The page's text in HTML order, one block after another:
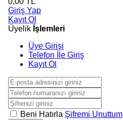
Giriş Yap
Kayıt Ol
Üyelik İşlemleri
Üye Girişi
Telefon İle Giriş
Kayıt Ol
Beni Hatırla Şifremi Unuttum